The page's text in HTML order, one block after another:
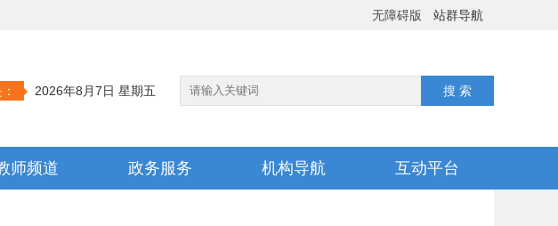
站群导航
无障碍版
2026年8月7日 星期五
师频道 政务服务 机构导航 互动平台